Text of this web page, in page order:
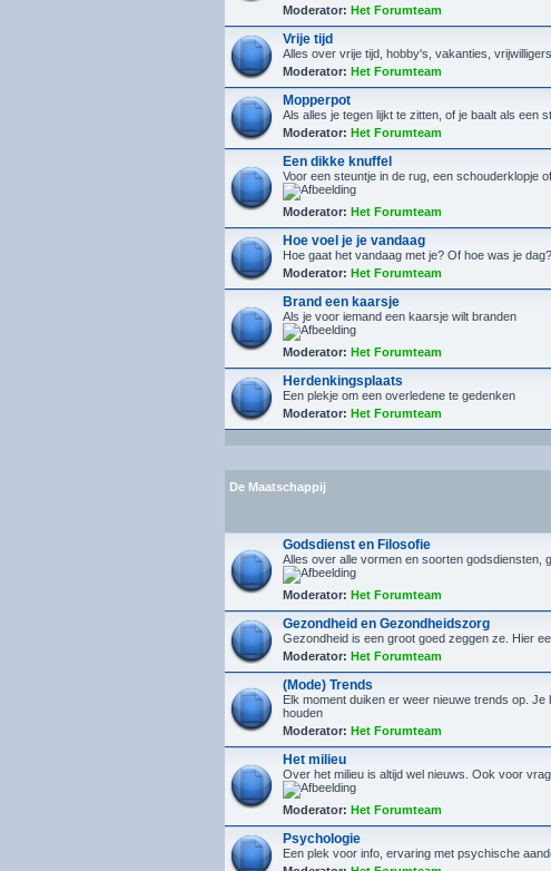
Moderator: Het Forumteam
Vrije tijd
Alles over vrije tijd, hobby's, vakanties,
Moderator: Het Forumteam
Mopperpot
Als alles je tegen lijkt te zitten, of je baalt als een
Moderator: Het Forumteam
Een dikke knuffel
Voor een steuntje in de rug, een schouderklopje
Moderator: Het Forumteam
Hoe voel je je vandaag
Hoe gaat het vandaag met je? Of hoe was je dag?
Moderator: Het Forumteam
Brand een kaarsje
Als je voor iemand een kaarsje wilt branden
Moderator: Het Forumteam
Herdenkingsplaats
Een plekje om een overledene te gedenken
Moderator: Het Forumteam
De Maatschappij
Godsdienst en Filosofie
Alles over alle vormen en soorten godsdiensten,
Moderator: Het Forumteam
Gezondheid en Gezondheidszorg
Gezondheid is een groot goed zeggen ze. Hier
Moderator: Het Forumteam
(Mode) Trends
Elk moment duiken er weer nieuwe trends op.
houden
Moderator: Het Forumteam
Het milieu
Over het milieu is altijd wel nieuws. Ook voor
Moderator: Het Forumteam
Psychologie
Een plek voor info, ervaring met psychische